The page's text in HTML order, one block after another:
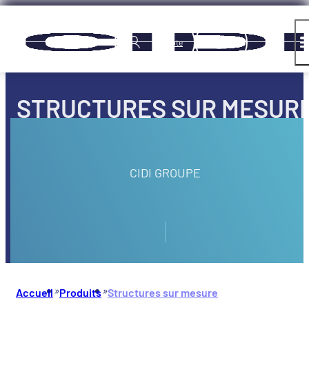
Panneau de gestion des cookies
Compte
STRUCTURES SUR
CIDI GROUPE
Accueil»Produits»Structures sur mesure